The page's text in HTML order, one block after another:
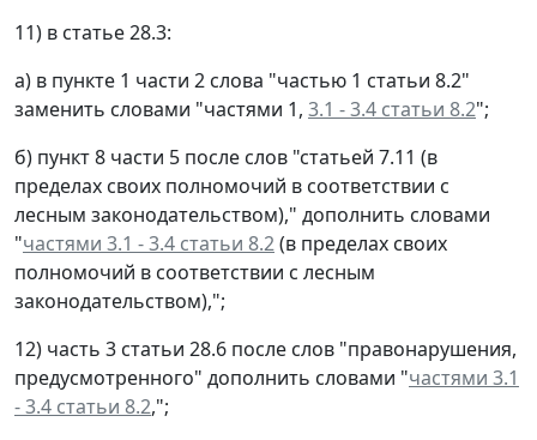
11) в статье 28.3:
а) в пункте 1 части 2 слова "частью 1 статьи 8.2"
заменить словами "частями 1, 3.1 - 3.4 статьи 8.2";
б) пункт 8 части 5 после слов "статьей 7.11 (в
пределах своих полномочий в соответствии с
лесным законодательством)," дополнить словами
"частями 3.1 - 3.4 статьи 8.2(в пределах своих
полномочий в соответствии с лесным
законодательством),";
12) часть 3 статьи 28.6 после слов "правонарушения,
предусмотренного" дополнить словами "частями 3.1
- 3.4 статьи 8.2,";